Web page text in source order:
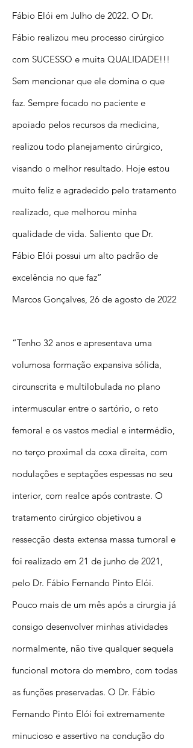
Fábio Elói em Julho de 2022. O Dr.
Fábio realizou meu processo cirúrgico
com SUCESSO e muita QUALIDADE!!!
Sem mencionar que ele domina o que
faz. Sempre focado no paciente e
apoiado pelos recursos da medicina,
realizou todo planejamento cirúrgico,
visando o melhor resultado. Hoje estou
muito feliz e agradecido pelo tratamento
realizado, que melhorou minha
qualidade de vida. Saliento que Dr.
Fábio Elói possui um alto padrão de
excelência no que faz”
Marcos Gonçalves, 26 de agosto de 2022
“Tenho 32 anos e apresentava uma
volumosa formação expansiva sólida,
circunscrita e multilobulada no plano
intermuscular entre o sartório, o reto
femoral e os vastos medial e intermédio,
no terço proximal da coxa direita, com
nodulações e septações espessas no seu
interior, com realce após contraste. O
tratamento cirúrgico objetivou a
ressecção desta extensa massa tumoral e
foi realizado em 21 de junho de 2021,
pelo Dr. Fábio Fernando Pinto Elói.
Pouco mais de um mês após a cirurgia já
consigo desenvolver minhas atividades
normalmente, não tive qualquer sequela
funcional motora do membro, com todas
as funções preservadas. O Dr. Fábio
Fernando Pinto Elói foi extremamente
minucioso e assertivo na condução do